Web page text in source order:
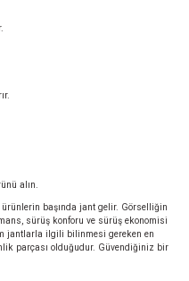
alın.
başında jant gelir. Görselliğin
sürüş konforu ve sürüş ekonomisi
jantlarla ilgili bilinmesi gereken en
parçası olduğudur. Güvendiğiniz bir